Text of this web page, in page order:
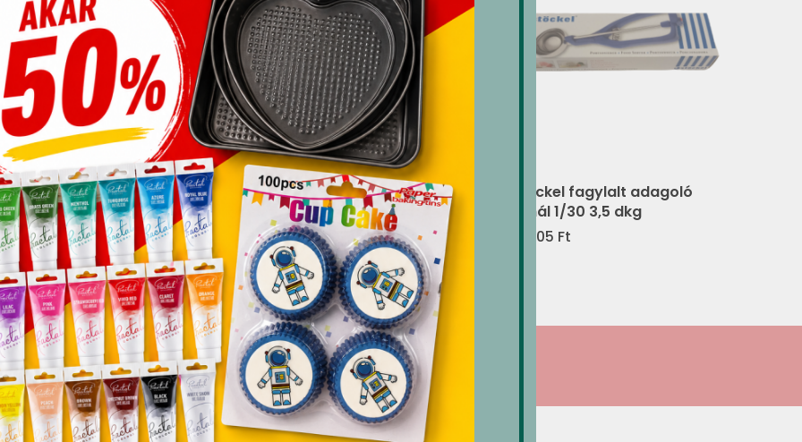
öntet karamell 1 kg
Ft
Mec3 öntet Stracciatella
0,8 kg
8,113Ft
Stöckel fagylalt adagoló
kanál 1/30 3,5 dkg
18,805 Ft